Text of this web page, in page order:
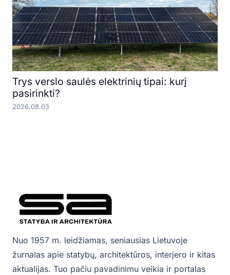
Trys verslo saulės elektrinių tipai: kurį
pasirinkti?
2026.08.03
Nuo 1957 m. leidžiamas, seniausias Lietuvoje
žurnalas apie statybų, architektūros, interjero ir kitas
aktualijas. Tuo pačiu pavadinimu veikia ir portalas